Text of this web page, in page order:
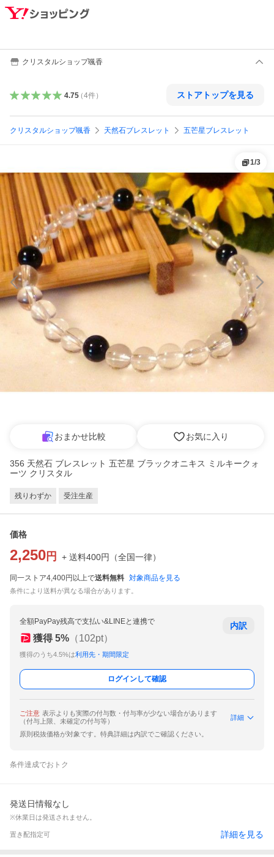
クリスタルショップ颯香
4.75（4件） ストアトップを見る
クリスタルショップ颯香 天然石ブレスレット 五芒星ブレスレット
1/3
おまかせ比較 お気に入り
356 天然石 ブレスレット 五芒星 ブラックオニキス ミルキークォ
ーツ クリスタル
残りわずか 受注生産
価格
2,250 円 + 送料400円 （全国一律）
同一ストア4,400円以上で送料無料 対象商品を見る
条件により送料が異なる場合があります。
全額PayPay残高で支払い&LINEと連携で
獲得 5% （102pt）
獲得のうち4.5%は利用先・期間限定
内訳
ログインして確認
ご注意 表示よりも実際の付与数・付与率が少ない場合があります
（付与上限、未確定の付与等）
詳細
原則税抜価格が対象です。特典詳細は内訳でご確認ください。
条件達成でおトク
発送日情報なし
※休業日は発送されません。
置き配指定可 詳細を見る